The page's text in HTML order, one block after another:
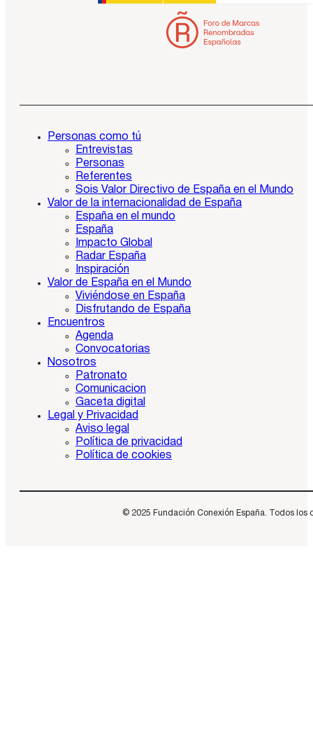
Personas como tú
Entrevistas
Personas
Referentes
Sois Valor Directivo de España en el Mundo
Valor de la internacionalidad de España
España en el mundo
España
Impacto Global
Radar España
Inspiración
Valor de España en el Mundo
Viviéndose en España
Disfrutando de España
Encuentros
Agenda
Convocatorias
Nosotros
Patronato
Comunicacion
Gaceta digital
Legal y Privacidad
Aviso legal
Política de privacidad
Política de cookies
© 2025 Fundación Conexión España. Todos los